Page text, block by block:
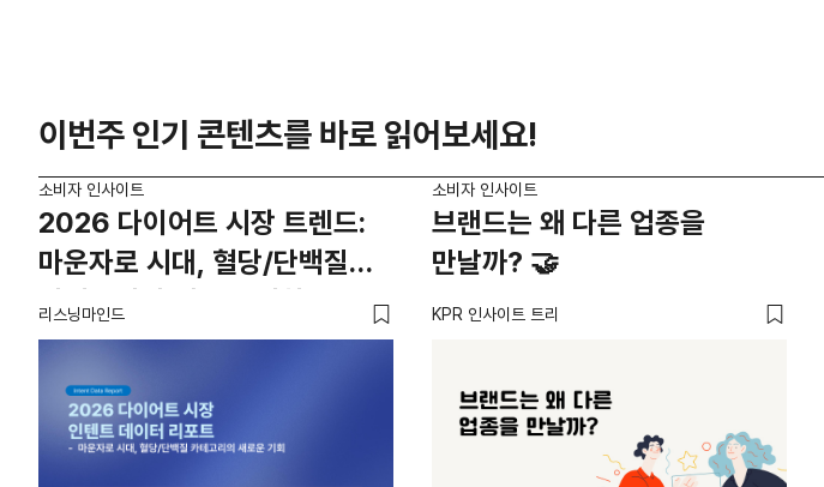
이번주 인기 콘텐츠를 바로 읽어보세요!
소비자 인사이트
2026 다이어트 시장 트렌드:
마운자로 시대, 혈당/단백질
카테고리의 새로운 기회
리스닝마인드
소비자 인사이트
브랜드는 왜 다른 업종을
만날까? 🤝
KPR 인사이트 트리